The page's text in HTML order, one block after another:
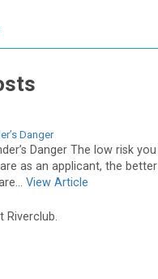
Danger
Danger The low risk you
as an applicant, the better
View Article
Riverclub.